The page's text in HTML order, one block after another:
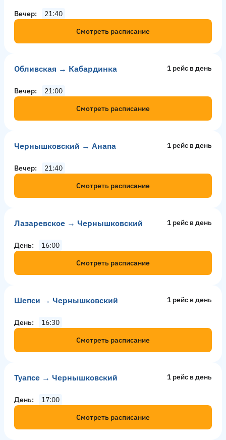
Вечер
21:40
Смотреть расписание
Обливская → Кабардинка 1 рейс в день
Вечер
21:00
Смотреть расписание
Чернышковский → Анапа 1 рейс в день
Вечер
21:40
Смотреть расписание
Лазаревское → Чернышковский 1 рейс в день
День
16:00
Смотреть расписание
Шепси → Чернышковский 1 рейс в день
День
16:30
Смотреть расписание
Туапсе → Чернышковский 1 рейс в день
День
17:00
Смотреть расписание